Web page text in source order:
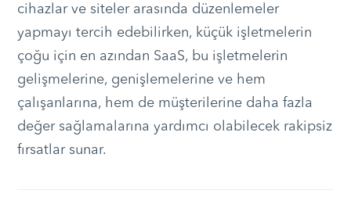
cihazlar ve siteler arasında düzenlemeler
yapmayı tercih edebilirken, küçük işletmelerin
çoğu için en azından SaaS, bu işletmelerin
gelişmelerine, genişlemelerine ve hem
çalışanlarına, hem de müşterilerine daha fazla
değer sağlamalarına yardımcı olabilecek rakipsiz
fırsatlar sunar.